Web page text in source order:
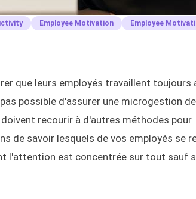
Employee Motivation Employee
que leurs employés travaillent toujours
possible d'assurer une microgestion
recourir à d'autres méthodes pour
de savoir lesquels de vos employés se
l'attention est concentrée sur tout sauf